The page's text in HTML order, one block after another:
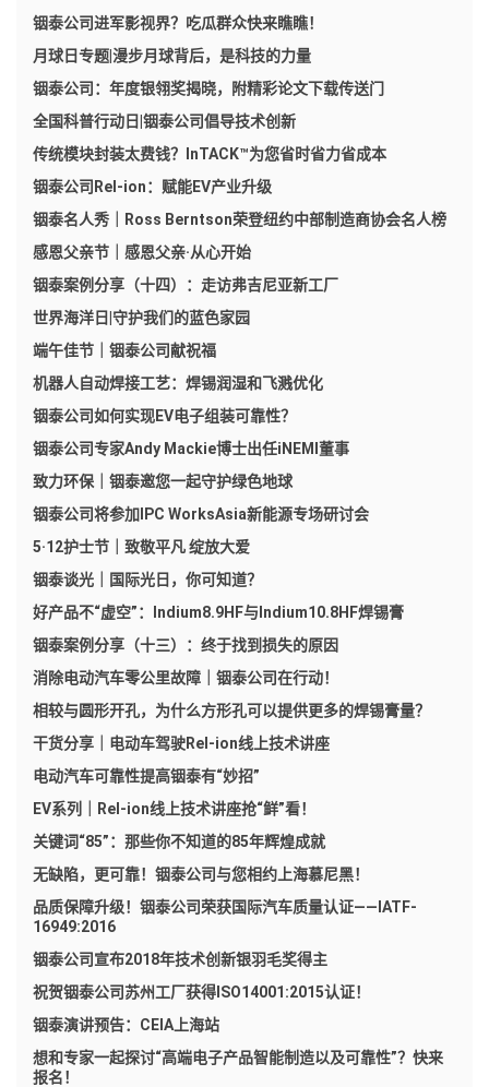
铟泰公司进军影视界？吃瓜群众快来瞧瞧！
月球日专题|漫步月球背后，是科技的力量
铟泰公司：年度银翎奖揭晓，附精彩论文下载传送门
全国科普行动日|铟泰公司倡导技术创新
传统模块封装太费钱？InTACK™为您省时省力省成本
铟泰公司Rel-ion：赋能EV产业升级
铟泰名人秀｜Ross Berntson荣登纽约中部制造商协会名人榜
感恩父亲节｜感恩父亲·从心开始
铟泰案例分享（十四）：走访弗吉尼亚新工厂​
世界海洋日|守护我们的蓝色家园
端午佳节｜铟泰公司献祝福
机器人自动焊接工艺：焊锡润湿和飞溅优化
铟泰公司如何实现EV电子组装可靠性？
铟泰公司专家Andy Mackie博士出任iNEMI董事
致力环保｜铟泰邀您一起守护绿色地球
铟泰公司将参加IPC WorksAsia新能源专场研讨会
5·12护士节｜致敬平凡 绽放大爱
铟泰谈光｜国际光日，你可知道？
好产品不“虚空”：Indium8.9HF与Indium10.8HF焊锡膏
铟泰案例分享（十三）：终于找到损失的原因
消除电动汽车零公里故障｜铟泰公司在行动！
相较与圆形开孔，为什么方形孔可以提供更多的焊锡膏量？
干货分享｜电动车驾驶Rel-ion线上技术讲座
电动汽车可靠性提高铟泰有“妙招”
EV系列｜Rel-ion线上技术讲座抢“鲜”看！
关键词“85”：那些你不知道的85年辉煌成就
无缺陷，更可靠！铟泰公司与您相约上海慕尼黑！
品质保障升级！铟泰公司荣获国际汽车质量认证——IATF-
16949:2016
铟泰公司宣布2018年技术创新银羽毛奖得主
祝贺铟泰公司苏州工厂获得ISO14001:2015认证！
铟泰演讲预告：CEIA上海站
想和专家一起探讨“高端电子产品智能制造以及可靠性”？快来
报名！